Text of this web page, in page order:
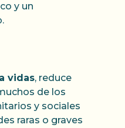
y un
vidas, reduce
de los
y sociales
raras o graves